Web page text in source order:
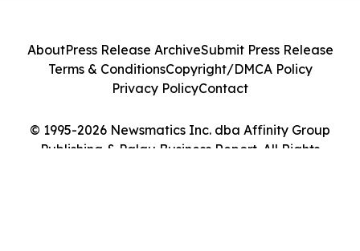
© 1995-2026 Newsmatics Inc. dba Affinity Group
Publishing & Palau Business Report. All Rights
AboutPress Release ArchiveSubmit Press Release
Terms & ConditionsCopyright/DMCA Policy
Privacy PolicyContact